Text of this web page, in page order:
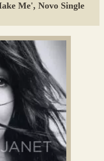
Me', Novo Single